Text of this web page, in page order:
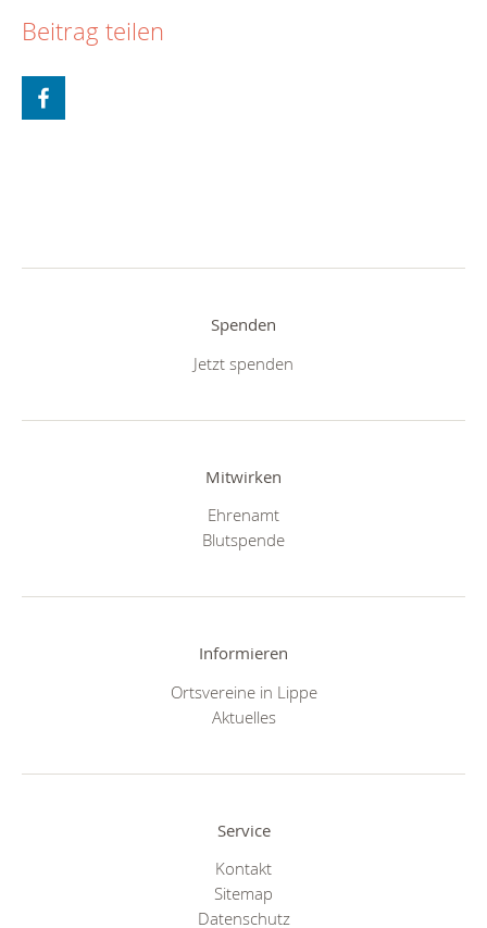
Beitrag teilen
Spenden
Jetzt spenden
Mitwirken
Ehrenamt
Blutspende
Informieren
Ortsvereine in Lippe
Aktuelles
Service
Kontakt
Sitemap
Datenschutz